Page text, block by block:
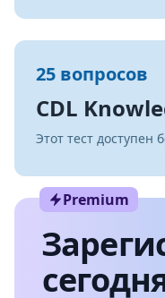
25 вопросов
CDL
Этот тест доступен
Premium